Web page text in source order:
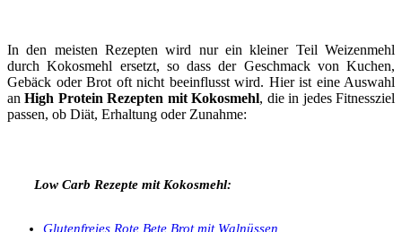
In den meisten Rezepten wird nur ein kleiner Teil Weizenmehl
durch Kokosmehl ersetzt, so dass der Geschmack von Kuchen,
Gebäck oder Brot oft nicht beeinflusst wird. Hier ist eine Auswahl
anHigh Protein Rezepten mit Kokosmehl, die in jedes Fitnessziel
passen, ob Diät, Erhaltung oder Zunahme:
Low Carb Rezepte mit Kokosmehl:
Glutenfreies Rote Bete Brot mit Walnüssen